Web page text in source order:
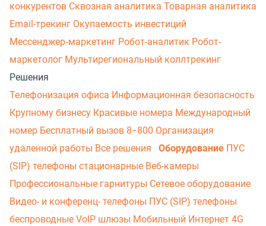
конкурентов Сквозная аналитика Товарная аналитика
Email-трекинг Окупаемость инвестиций
Мессенджер‑маркетинг Робот-аналитик Робот-
маркетолог Мультирегиональный коллтрекинг
Решения
Телефонизация офиса Информационная безопасность
Крупному бизнесу Красивые номера Международный
номер Бесплатный вызов 8−800 Организация
удаленной работы Все решения Оборудование ПУС
(SIP) телефоны стационарные Веб-камеры
Профессиональные гарнитуры Сетевое оборудование
Видео- и конференц- телефоны ПУС (SIP) телефоны
беспроводные VoIP шлюзы Мобильный Интернет 4G